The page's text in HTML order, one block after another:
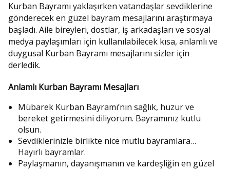
Kurban Bayramı yaklaşırken vatandaşlar sevdiklerine
gönderecek en güzel bayram mesajlarını araştırmaya
başladı. Aile bireyleri, dostlar, iş arkadaşları ve sosyal
medya paylaşımları için kullanılabilecek kısa, anlamlı ve
duygusal Kurban Bayramı mesajlarını sizler için
derledik.
Anlamlı Kurban Bayramı Mesajları
Mübarek Kurban Bayramı’nın sağlık, huzur ve
bereket getirmesini diliyorum. Bayramınız kutlu
olsun.
Sevdiklerinizle birlikte nice mutlu bayramlara…
Hayırlı bayramlar.
Paylaşmanın, dayanışmanın ve kardeşliğin en güzel